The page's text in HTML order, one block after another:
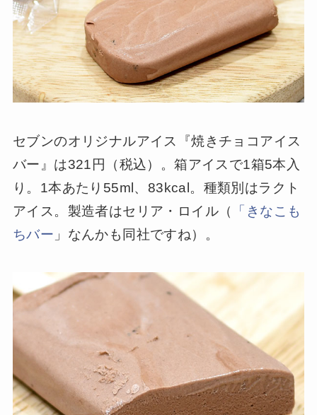
セブンのオリジナルアイス『焼きチョコアイス
バー』は321円（税込）。箱アイスで1箱5本入
り。1本あたり55ml、83kcal。種類別はラクト
アイス。製造者はセリア・ロイル（
「きなこも
ちバー 」なんかも同社ですね）。